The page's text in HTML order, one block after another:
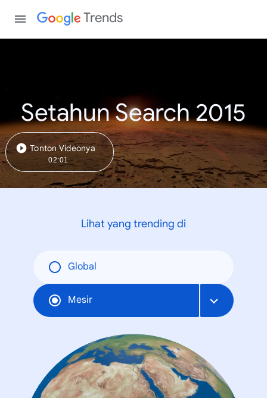
Trends
Setahun Search 2015
Tonton Videonya
02:01
Lihat yang trending di
Global
Mesir